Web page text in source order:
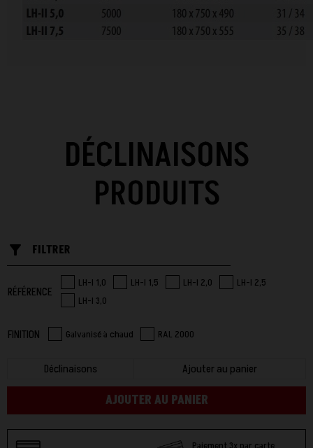
DÉCLINAISONS
PRODUITS
filter_list_alt FILTRER
RÉFÉRENCE
LH-I 1,0 LH-I 1,5 LH-I 2,0
LH-I 2,5
LH-I 3,0
FINITION Galvanisé à chaud RAL 2000
Déclinaisons Ajouter au panier
AJOUTER AU PANIER